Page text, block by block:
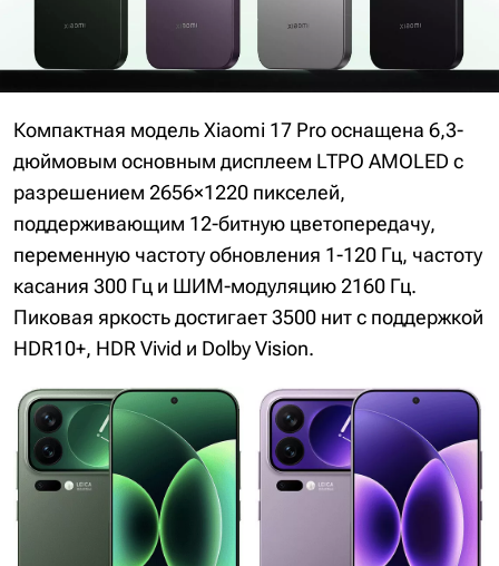
Компактная модель Xiaomi 17 Pro оснащена 6,3-
дюймовым основным дисплеем LTPO AMOLED с
разрешением 2656×1220 пикселей,
поддерживающим 12-битную цветопередачу,
переменную частоту обновления 1-120 Гц, частоту
касания 300 Гц и ШИМ-модуляцию 2160 Гц.
Пиковая яркость достигает 3500 нит с поддержкой
HDR10+, HDR Vivid и Dolby Vision.